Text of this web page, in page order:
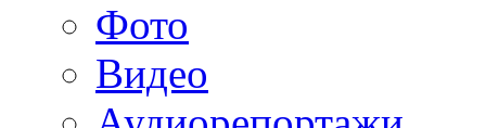
Фото
Видео